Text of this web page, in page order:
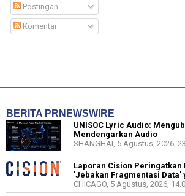
Postingan
Komentar
BERITA PRNEWSWIRE
UNISOC Lyric Audio:
Mendengarkan Audio
SHANGHAI, 5 Agustus, 2026,
Laporan Cision Peringatkan
'Jebakan Fragmentasi Data'
CHICAGO, 5 Agustus, 2026,